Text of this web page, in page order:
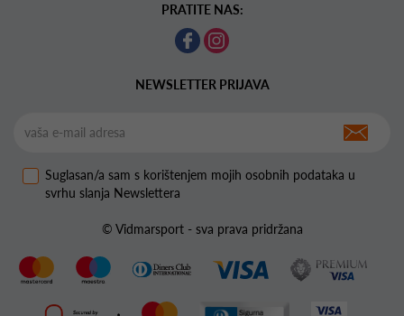
PRATITE NAS:
NEWSLETTER PRIJAVA
Suglasan/a sam s korištenjem mojih osobnih podataka u
svrhu slanja Newslettera
© Vidmarsport - sva prava pridržana